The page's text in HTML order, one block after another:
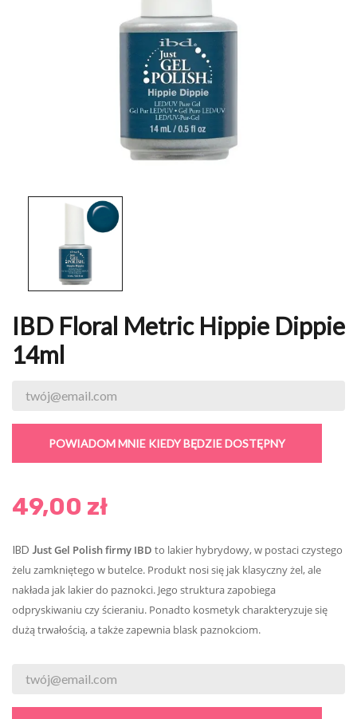
IBD Floral Metric Hippie Dippie
14ml
POWIADOM MNIE KIEDY BĘDZIE DOSTĘPNY
49,00 zł
IBD Just Gel Polish firmy IBD to lakier hybrydowy, w postaci czystego
żelu zamkniętego w butelce. Produkt nosi się jak klasyczny żel, ale
nakłada jak lakier do paznokci. Jego struktura zapobiega
odpryskiwaniu czy ścieraniu. Ponadto kosmetyk charakteryzuje się
dużą trwałością, a także zapewnia blask paznokciom.